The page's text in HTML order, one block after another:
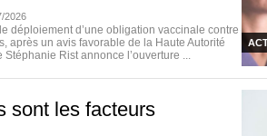
2026
déploiement d’une obligation vaccinale contre
après un avis favorable de la Haute Autorité
Rist annonce l’ouverture ...
sont les facteurs